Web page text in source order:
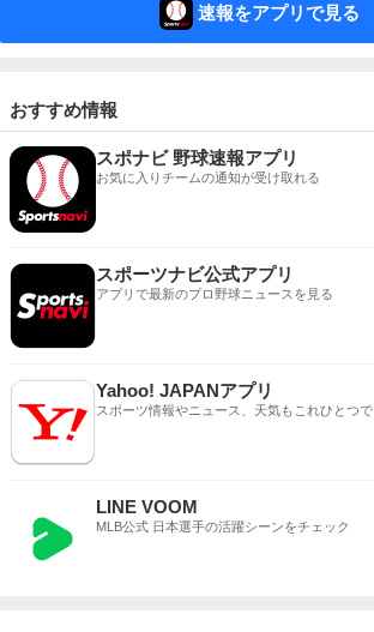
速報をアプリで見る
おすすめ情報
スポナビ 野球速報アプリ
お気に入りチームの通知が受け取れる
スポーツナビ公式アプリ
アプリで最新のプロ野球ニュースを見る
Yahoo! JAPANアプリ
スポーツ情報やニュース、天気もこれひとつで
LINE VOOM
MLB公式 日本選手の活躍シーンをチェック